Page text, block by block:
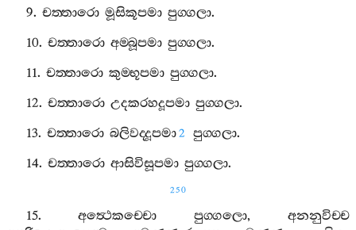
9. චත‍්තාරො මූසිකූපමා පුග‍්ගලා.
10. චත‍්තාරො අම‍්බූපමා පුග‍්ගලා.
11. චත‍්තාරො කුම‍්භූපමා පුග‍්ගලා.
12. චත‍්තාරො උදකරහදූපමා පුග‍්ගලා.
13. චත‍්තාරො බලිවද‍්දූපමා2 පුග‍්ගලා.
14. චත‍්තාරො ආසිවිසූපමා පුග‍්ගලා.
250
15.අත්‍ථෙකච‍්චො පුග‍්ගලො,අනනුවිච‍්ච